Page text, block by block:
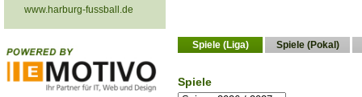
www.harburg-fussball.de
Spiele (Liga) Spiele (Pokal)
Spiele